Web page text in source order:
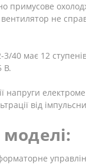
примусове
не
40 має 12
В.
напруги
від
моделі: